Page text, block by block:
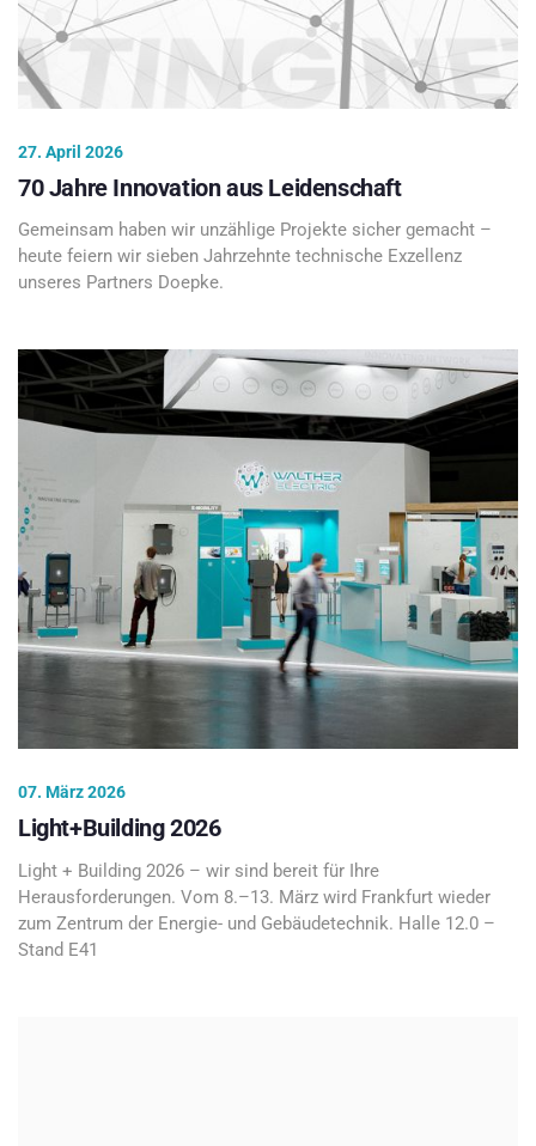
27. April 2026
70 Jahre Innovation aus Leidenschaft
Gemeinsam haben wir unzählige Projekte sicher gemacht –
heute feiern wir sieben Jahrzehnte technische Exzellenz
unseres Partners Doepke.
07. März 2026
Light+Building 2026
Light + Building 2026 – wir sind bereit für Ihre
Herausforderungen. Vom 8.–13. März wird Frankfurt wieder
zum Zentrum der Energie- und Gebäudetechnik. Halle 12.0 –
Stand E41